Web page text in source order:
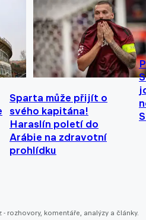
Sparta může přijít o
svého kapitána!
Haraslín poletí do
Arábie na zdravotní
prohlídku
- rozhovory, komentáře, analýzy a články.